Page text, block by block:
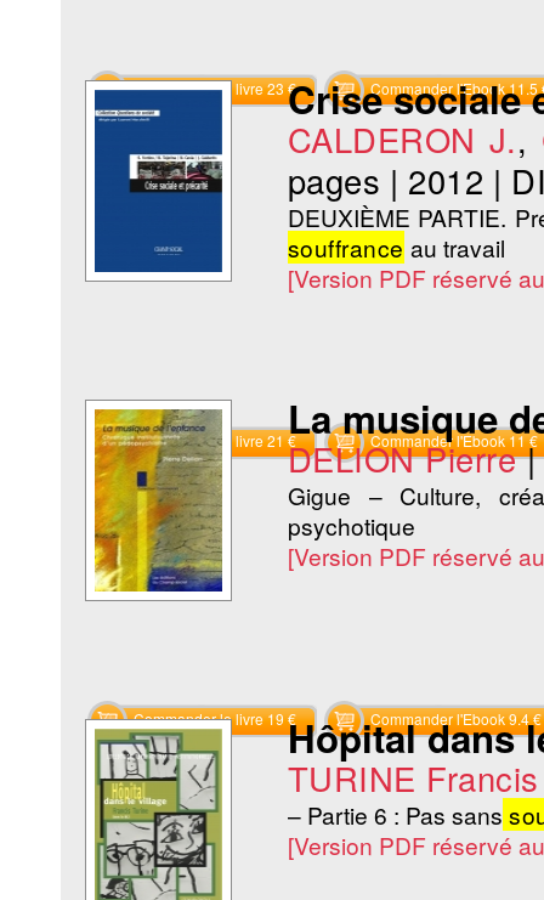
Commander le livre 23 € Commander l'Ebook 11.5
Crise sociale
CALDERON J.,
pages | 2012 |
DEUXIÈME PARTIE.
souffrance au travail
[Version PDF réservé
Commander le livre 21 € Commander l'Ebook 11 €
La musique
DELION Pierre |
Gigue – Culture,
psychotique
[Version PDF réservé
Commander le livre 19 € Commander l'Ebook 9.4 €
Hôpital dans
TURINE Francis
– Partie 6 : Pas sans
[Version PDF réservé